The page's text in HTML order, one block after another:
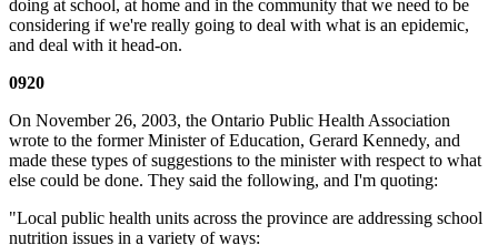
doing at school, at home and in the community that we need to be
considering if we're really going to deal with what is an epidemic,
and deal with it head-on.
0920
On November 26, 2003, the Ontario Public Health Association
wrote to the former Minister of Education, Gerard Kennedy, and
made these types of suggestions to the minister with respect to what
else could be done. They said the following, and I'm quoting:
"Local public health units across the province are addressing school
nutrition issues in a variety of ways: